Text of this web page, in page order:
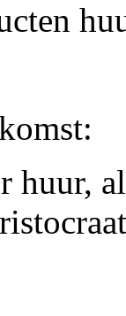
huur,